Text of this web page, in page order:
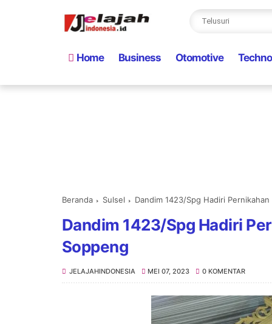
Home Business Otomotive
Beranda Sulsel Dandim 1423/Spg Hadiri
Dandim 1423/Spg Hadiri
Soppeng
JELAJAHINDONESIA MEI 07, 2023 0 KOMENTAR